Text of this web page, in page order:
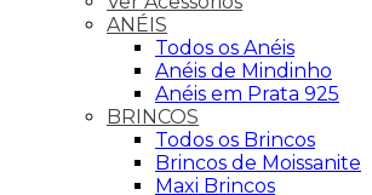
ANÉIS
Todos os Anéis
Anéis de Mindinho
Anéis em Prata 925
BRINCOS
Todos os Brincos
Brincos de Moissanite
Maxi Brincos